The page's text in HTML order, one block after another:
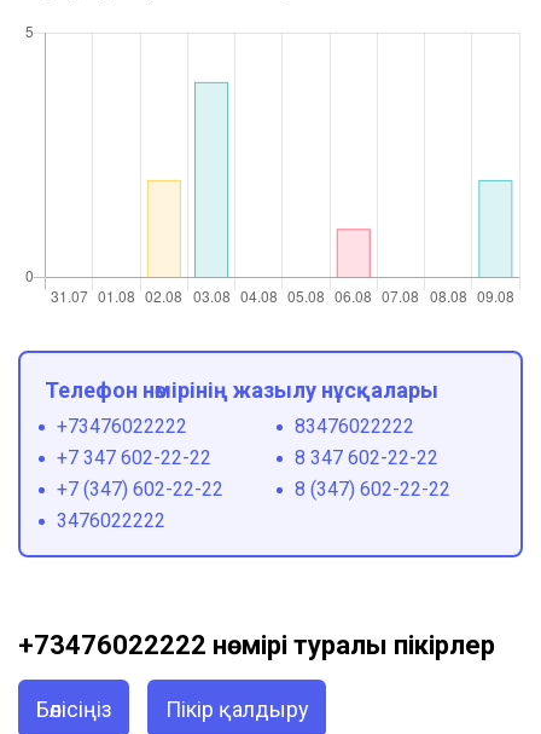
Телефон нөмірінің жазылу нұсқалары
+73476022222
83476022222
+7 347 602-22-22
8 347 602-22-22
+7 (347) 602-22-22
8 (347) 602-22-22
3476022222
+73476022222 нөмірі туралы пікірлер
Бөлісіңіз Пікір қалдыру